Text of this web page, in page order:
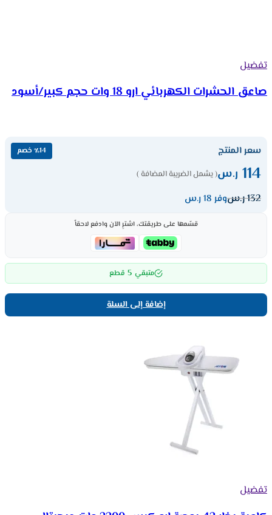
تفضيل
صاعق الحشرات الكهربائي ارو 18 وات حجم كبير/أسود
سعر المنتج ٪14 خصم
114 ر.س( يشمل الضريبة المضافة )
132ر.سوفر 18 ر.س
قسّمها على طريقتك، اشترِ الآن وادفع لاحقاً
متبقي 5 قطع
إضافة إلى السلة
تفضيل